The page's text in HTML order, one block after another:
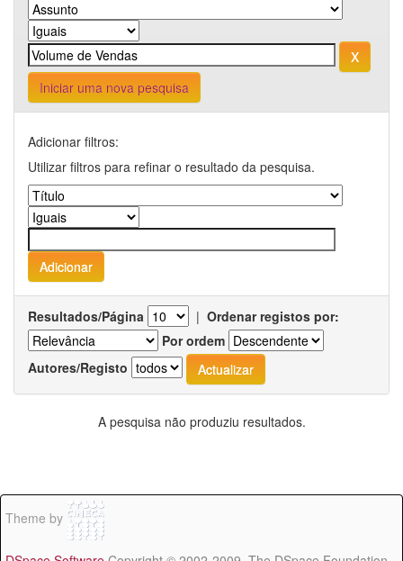
Iniciar uma nova pesquisa
Adicionar filtros:
Utilizar filtros para refinar o resultado da pesquisa.
Resultados/Página | Ordenar registos por:
Por ordem
Autores/Registo
A pesquisa não produziu resultados.
Theme by